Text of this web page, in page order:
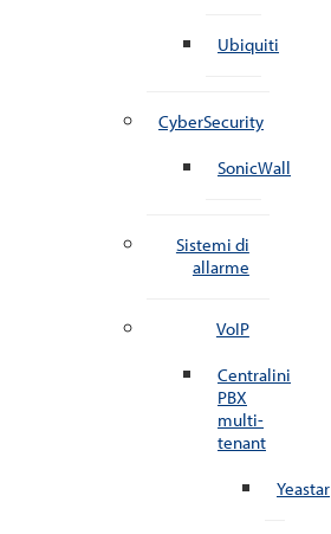
Ubiquiti
CyberSecurity
SonicWall
Sistemi di
allarme
VoIP
Centralini
PBX
multi-
tenant
Yeastar